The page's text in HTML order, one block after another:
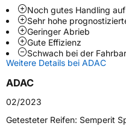
Fahrzeugart
PKW & SUV
Weitere Eigenschaften
SchlauchtypTL
Verstärkt XL
Noch gutes Handling
Sehr hohe
Geringer Abrieb
Gute Effizienz
Schwach bei der
Weitere Details bei ADAC
ADAC
02/2023
Getesteter Reifen: Semperit